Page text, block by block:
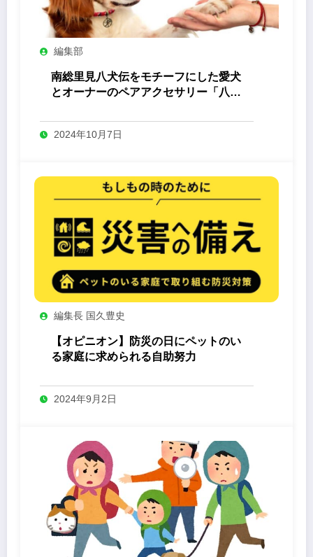
編集部
南総里見八犬伝をモチーフにした愛犬
とオーナーのペアアクセサリー「八心
2024年10月7日
編集長 国久豊史
【オピニオン】防災の日にペットのい
る家庭に求められる自助努力
2024年9月2日